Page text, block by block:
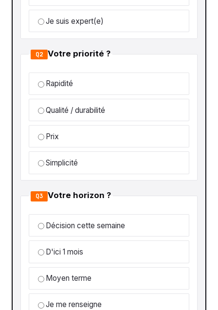
Je suis expert(e)
Q2 Votre priorité ?
Rapidité
Qualité / durabilité
Prix
Simplicité
Q3 Votre horizon ?
Décision cette semaine
D'ici 1 mois
Moyen terme
Je me renseigne